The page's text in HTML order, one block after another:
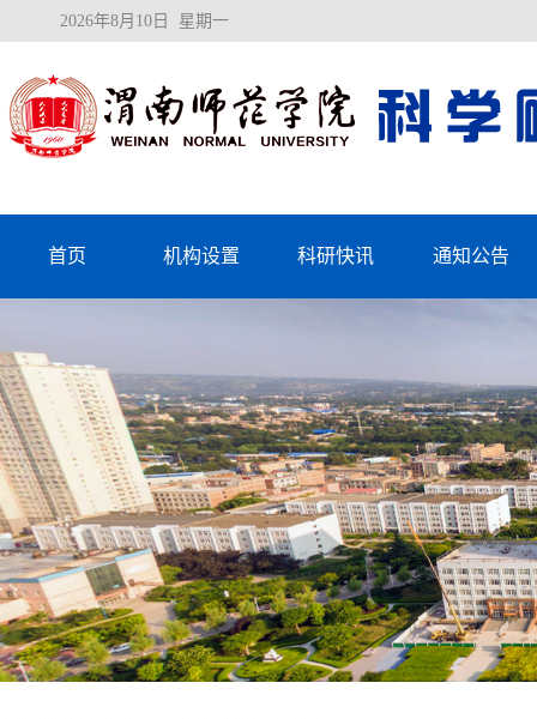
2026年8月10日 星期一
首页 机构设置 科研快讯 通知公告